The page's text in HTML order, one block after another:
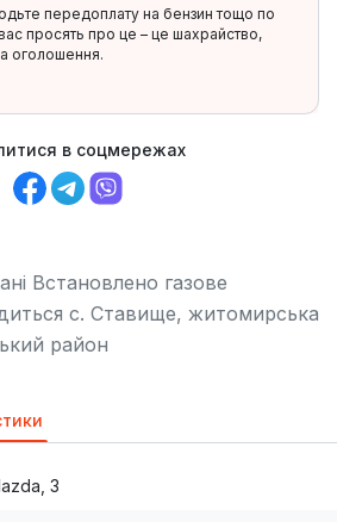
передоплату на бензин тощо по
просять про це – це шахрайство,
оголошення.
в соцмережах
Встановлено газове
с. Ставище, житомирська
район
3